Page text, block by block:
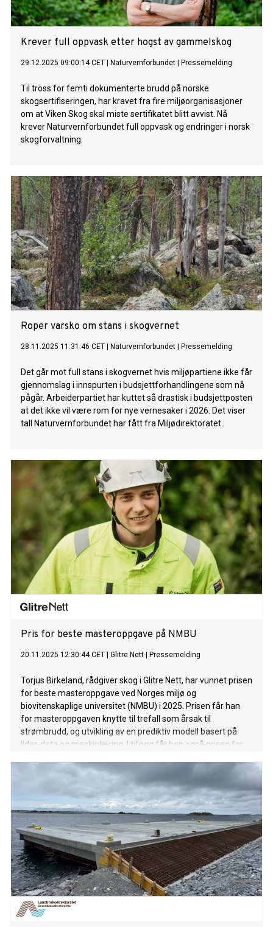
Krever full oppvask etter hogst av gammelskog
29.12.2025 09:00:14 CET Naturvernforbundet Pressemelding
Til tross for femti dokumenterte brudd på norske
skogsertifiseringen, har kravet fra fire miljøorganisasjoner
om at Viken Skog skal miste sertifikatet blitt avvist. Nå
krever Naturvernforbundet full oppvask og endringer i norsk
skogforvaltning.
Roper varsko om stans i skogvernet
28.11.2025 11:31:46 CET Naturvernforbundet Pressemelding
Det går mot full stans i skogvernet hvis miljøpartiene ikke får
gjennomslag i innspurten i budsjettforhandlingene som nå
pågår. Arbeiderpartiet har kuttet så drastisk i budsjettposten
at det ikke vil være rom for nye vernesaker i 2026. Det viser
tall Naturvernforbundet har fått fra Miljødirektoratet.
Pris for beste masteroppgave på NMBU
20.11.2025 12:30:44 CET Glitre Nett Pressemelding
Torjus Birkeland, rådgiver skog i Glitre Nett, har vunnet prisen
for beste masteroppgave ved Norges miljø og
biovitenskaplige universitet (NMBU) i 2025. Prisen får han
for masteroppgaven knytte til trefall som årsak til
strømbrudd, og utvikling av en prediktiv modell basert på
lidar-data og maskinlæring. I tillegg får han også prisen for
skogfag på NMBU.